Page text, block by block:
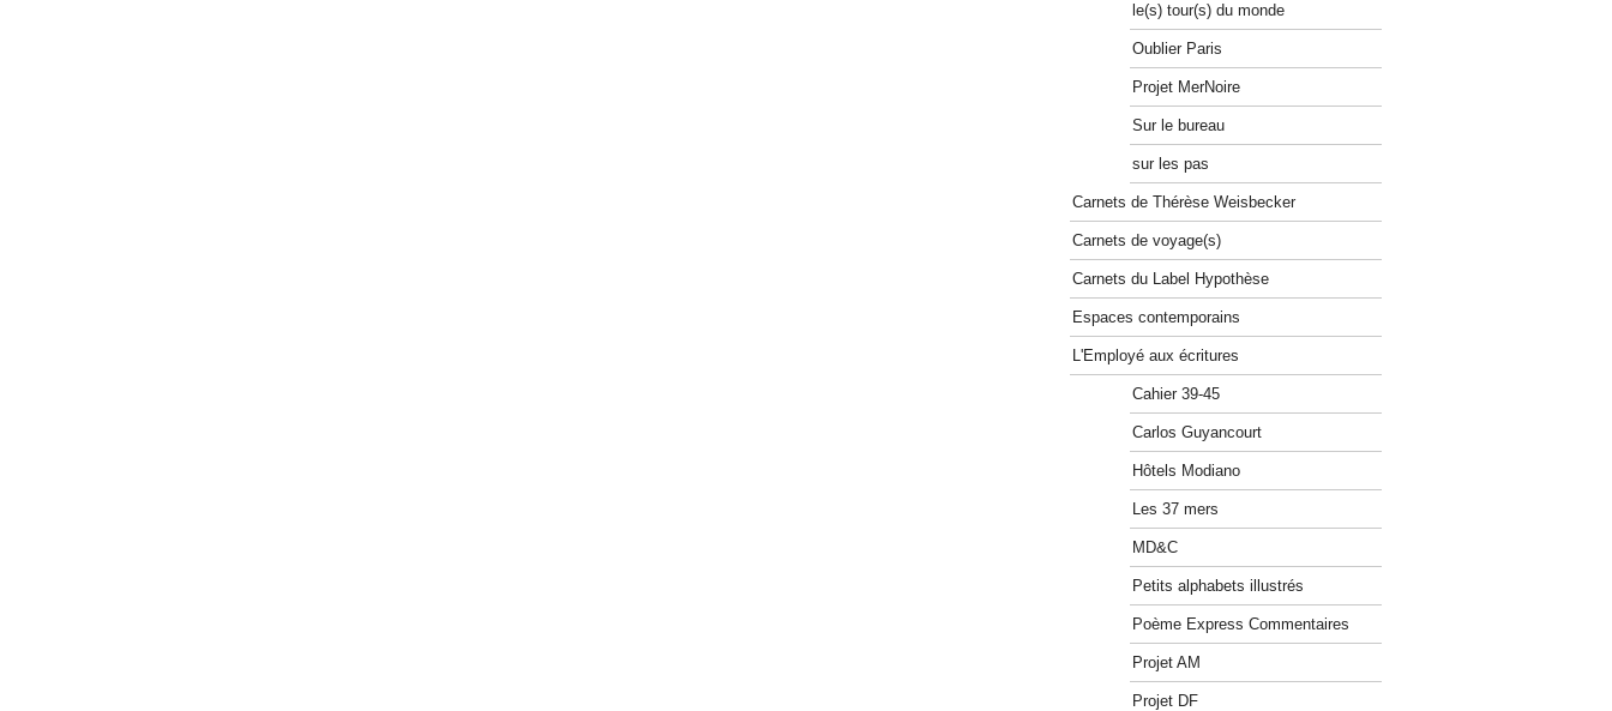
le(s) tour(s) du monde
Oublier Paris
Projet MerNoire
Sur le bureau
sur les pas
Carnets de Thérèse Weisbecker
Carnets de voyage(s)
Carnets du Label Hypothèse
Espaces contemporains
L'Employé aux écritures
Cahier 39-45
Carlos Guyancourt
Hôtels Modiano
Les 37 mers
MD&C
Petits alphabets illustrés
Poème Express Commentaires
Projet AM
Projet DF